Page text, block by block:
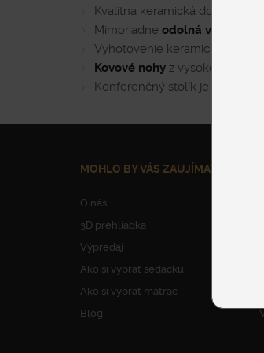
Kvalitná keramická doska
Mimoriadne odolná voči
Vyhotovenie keramickej dosky
Kovové nohy z vysoko
Konferenčný stolík je možné
MOHLO BY VÁS ZAUJÍMAŤ
O nás
3D prehliadka
Výpredaj
Ako si vybrať sedačku
Ako si vybrať matrac
Blog